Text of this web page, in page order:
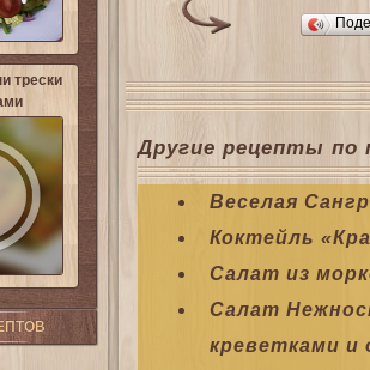
трески
Другие рецепты по
Веселая
Коктейль
Салат из
Салат
креветками и